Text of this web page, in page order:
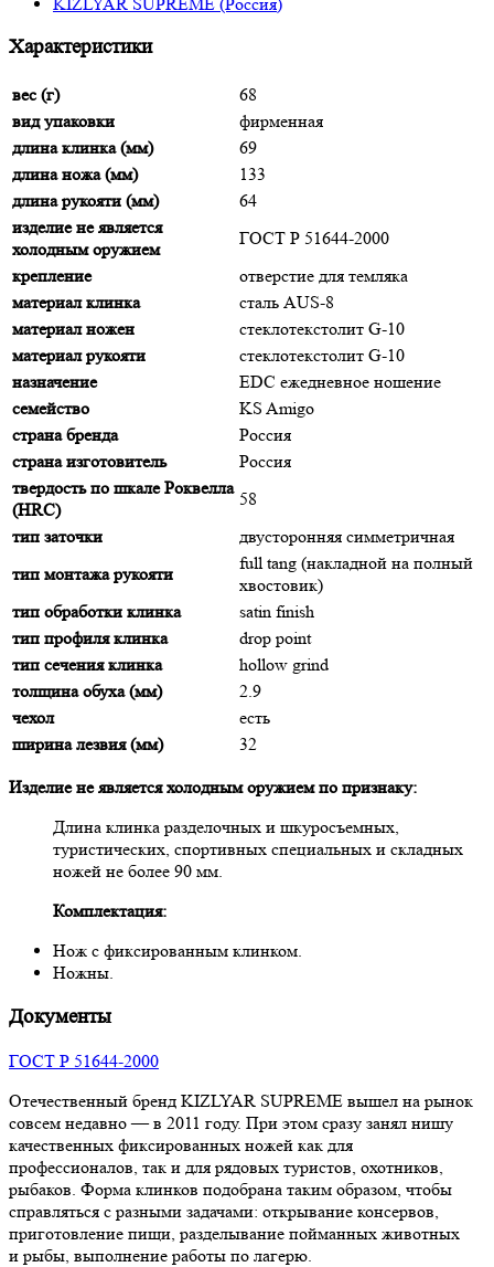
Характеристики
вес (г)
68
вид упаковки
фирменная
длина клинка (мм)
69
длина ножа (мм)
133
длина рукояти (мм)
64
изделие не является
холодным оружием
ГОСТ Р 51644-2000
крепление
отверстие для темляка
материал клинка
сталь AUS-8
материал ножен
стеклотекстолит G-10
материал рукояти
стеклотекстолит G-10
назначение
EDC ежедневное ношение
семейство
KS Amigo
страна бренда
Россия
страна изготовитель
Россия
твердость по шкале Роквелла
(HRC)
58
тип заточки
двусторонняя симметричная
тип монтажа рукояти
full tang (накладной на полный
хвостовик)
тип обработки клинка
satin finish
тип профиля клинка
drop point
тип сечения клинка
hollow grind
толщина обуха (мм)
2.9
чехол
есть
ширина лезвия (мм)
32
Изделие не является холодным оружием по признаку:
Длина клинка разделочных и шкуросъемных,
туристических, спортивных специальных и складных
ножей не более 90 мм.
Комплектация:
Нож с фиксированным клинком.
Ножны.
Документы
ГОСТ Р 51644-2000
Отечественный бренд KIZLYAR SUPREME вышел на рынок
совсем недавно — в 2011 году. При этом сразу занял нишу
качественных фиксированных ножей как для
профессионалов, так и для рядовых туристов, охотников,
рыбаков. Форма клинков подобрана таким образом, чтобы
справляться с разными задачами: открывание консервов,
приготовление пищи, разделывание пойманных животных
и рыбы, выполнение работы по лагерю.